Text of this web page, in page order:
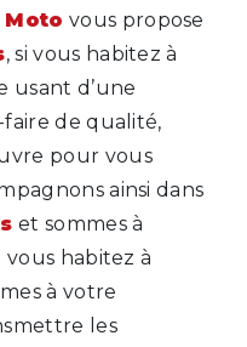
vous propose
, si vous habitez à
usant d’une
faire de qualité,
pour vous
ainsi dans
et sommes à
vous habitez à
à votre
les